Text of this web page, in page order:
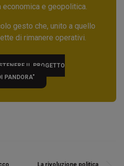
economica e geopolitica.
gesto che, unito a quello
di rimanere operativi.
IL PROGETTO
PANDORA"
La rivoluzione politica